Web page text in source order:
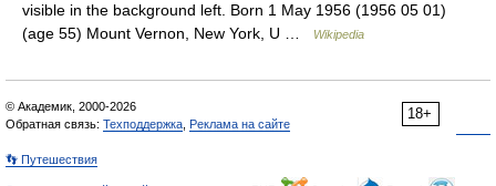
visible in the background left. Born 1 May 1956 (1956 05 01)
(age 55) Mount Vernon, New York, U …
Wikipedia
18+
© Академик, 2000-2026
Обратная связь: Техподдержка Реклама на сайте
👣 Путешествия